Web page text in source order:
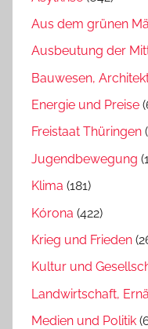
Aus dem grünen
Ausbeutung der
Bauwesen,
Energie und Preise
Freistaat Thüringen
Jugendbewegung
Klima (181)
Kórona (422)
Krieg und Frieden
Kultur und
Landwirtschaft,
Medien und Politik